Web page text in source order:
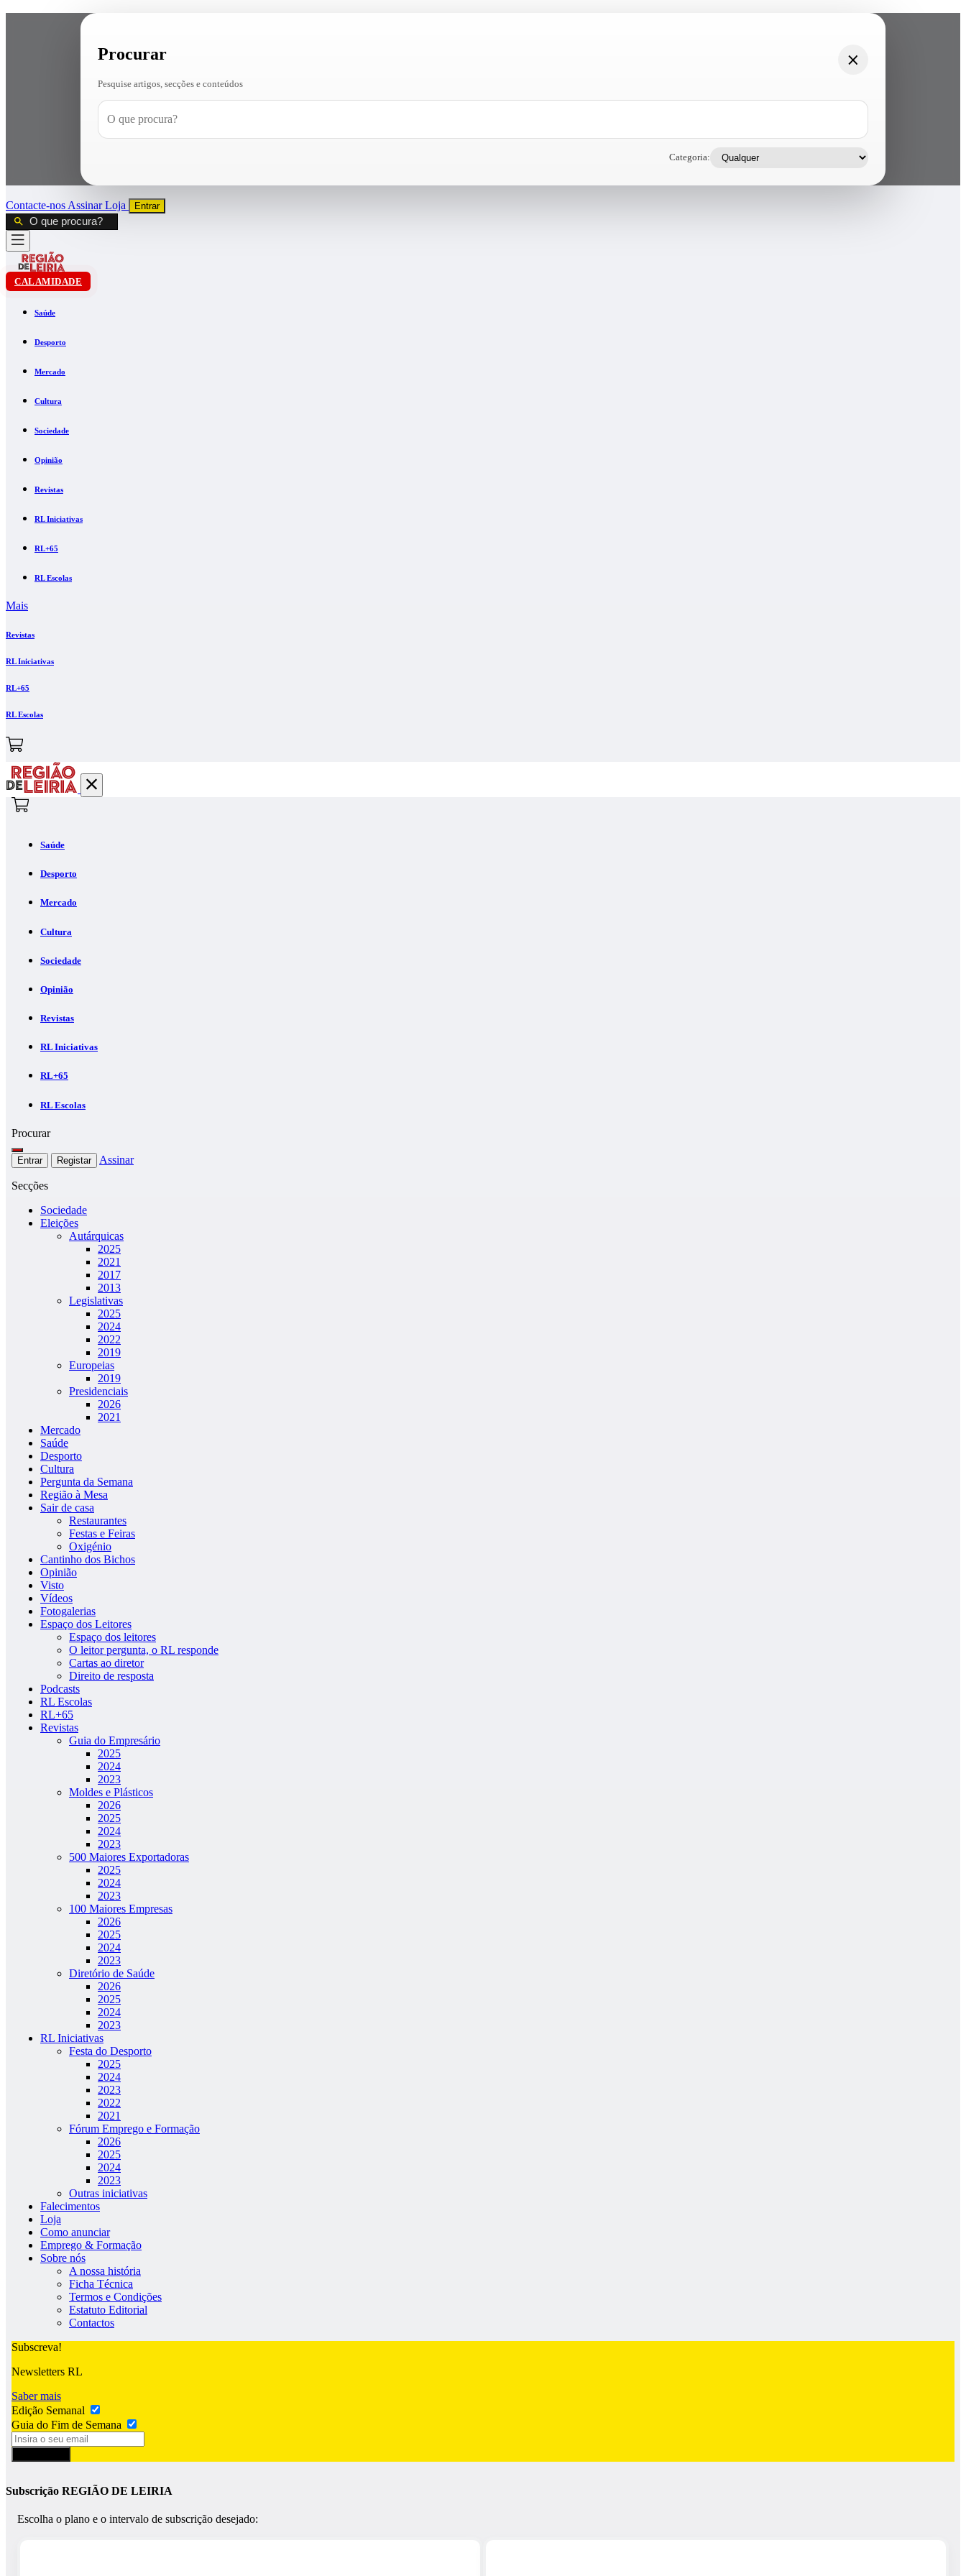
Procurar
Pesquise artigos, secções e conteúdos
Categoria:
Contacte-nos AssinarLoja Entrar
CALAMIDADE
Saúde
Desporto
Mercado
Cultura
Sociedade
Opinião
Revistas
RL Iniciativas
RL+65
RL Escolas
Mais
Revistas
RL Iniciativas
RL+65
RL Escolas
Saúde
Desporto
Mercado
Cultura
Sociedade
Opinião
Revistas
RL Iniciativas
RL+65
RL Escolas
Procurar
Entrar Registar Assinar
Secções
Sociedade
Eleições
Autárquicas
2025
2021
2017
2013
Legislativas
2025
2024
2022
2019
Europeias
2019
Presidenciais
2026
2021
Mercado
Saúde
Desporto
Cultura
Pergunta da Semana
Região à Mesa
Sair de casa
Restaurantes
Festas e Feiras
Oxigénio
Cantinho dos Bichos
Opinião
Visto
Vídeos
Fotogalerias
Espaço dos Leitores
Espaço dos leitores
O leitor pergunta, o RL responde
Cartas ao diretor
Direito de resposta
Podcasts
RL Escolas
RL+65
Revistas
Guia do Empresário
2025
2024
2023
Moldes e Plásticos
2026
2025
2024
2023
500 Maiores Exportadoras
2025
2024
2023
100 Maiores Empresas
2026
2025
2024
2023
Diretório de Saúde
2026
2025
2024
2023
RL Iniciativas
Festa do Desporto
2025
2024
2023
2022
2021
Fórum Emprego e Formação
2026
2025
2024
2023
Outras iniciativas
Falecimentos
Loja
Como anunciar
Emprego & Formação
Sobre nós
A nossa história
Ficha Técnica
Termos e Condições
Estatuto Editorial
Contactos
Subscreva!
Newsletters RL
Saber mais
Edição Semanal
Guia do Fim de Semana
Subscrição REGIÃO DE LEIRIA
Escolha o plano e o intervalo de subscrição desejado: